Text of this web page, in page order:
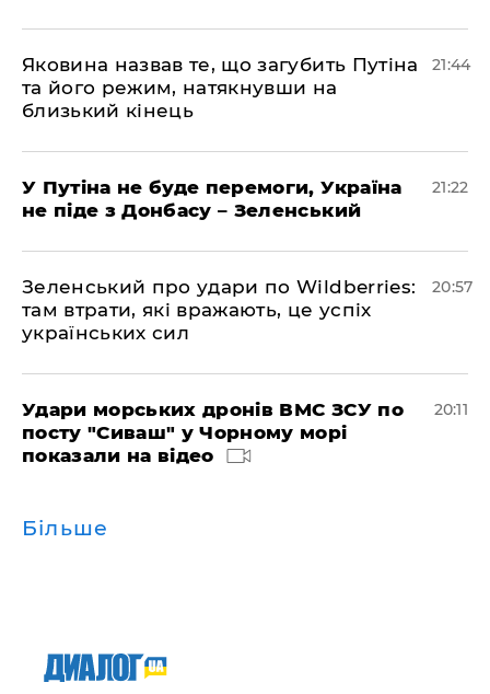
Яковина назвав те, що загубить Путіна
та його режим, натякнувши на
близький кінець
21:44
У Путіна не буде перемоги, Україна
не піде з Донбасу – Зеленський
21:22
Зеленський про удари по Wildberries:
там втрати, які вражають, це успіх
українських сил
20:57
Удари морських дронів ВМС ЗСУ по
посту "Сиваш" у Чорному морі
показали на відео
20:11
Більше